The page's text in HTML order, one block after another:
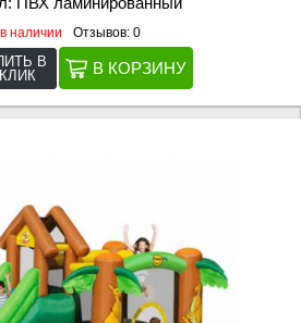
наличии Отзывов: 0
В